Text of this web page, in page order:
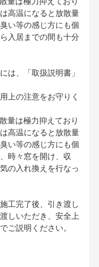
高温になると放散量
い等の感じ方にも個
入居までの間も十分
は、「取扱説明書」
上の注意をお守りく
量は極力抑えており
高温になると放散量
い等の感じ方にも個
時々窓を開け、収
の入れ換えを行なっ
工完了後、引き渡し
しいただき、安全上
ご説明ください。